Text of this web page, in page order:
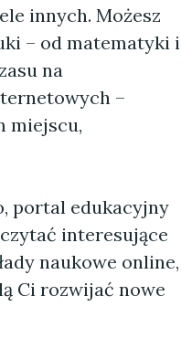
innych. Możesz
– od matematyki i
na
–
miejscu,
portal edukacyjny
interesujące
naukowe online,
Ci rozwijać nowe